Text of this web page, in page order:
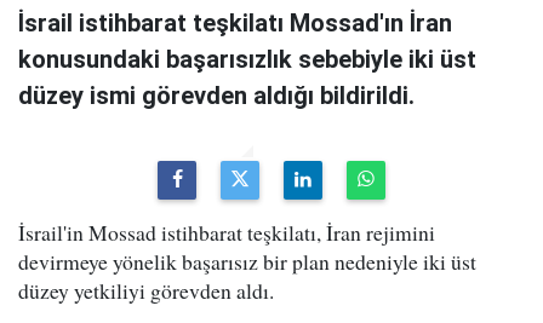
İsrail istihbarat teşkilatı Mossad'ın İran
konusundaki başarısızlık sebebiyle iki üst
düzey ismi görevden aldığı bildirildi.
İsrail'in Mossad istihbarat teşkilatı, İran rejimini
devirmeye yönelik başarısız bir plan nedeniyle iki üst
düzey yetkiliyi görevden aldı.